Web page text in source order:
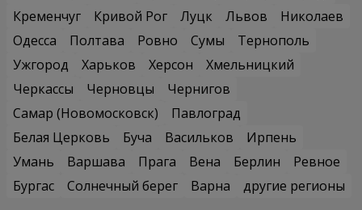
Кременчуг
Кривой Рог Луцк Львов
Николаев
Одесса
Полтава Ровно Сумы
Тернополь
Ужгород
Харьков Херсон
Хмельницкий
Черкассы
Черновцы
Чернигов
Самар (Новомосковск)
Павлоград
Белая Церковь
Буча Васильков
Ирпень
Умань
Варшава Прага Вена Берлин
Ревное
Бургас
Солнечный берег Варна
другие регионы